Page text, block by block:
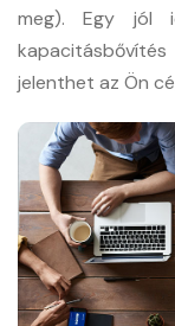
meg). Egy jól
jelenthet az Ön